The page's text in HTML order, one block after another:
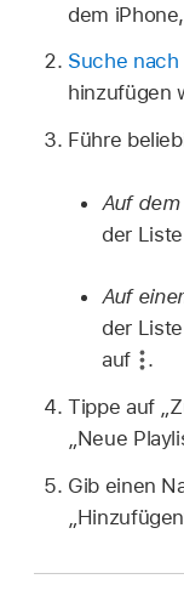
dem
Suche nach
hinzufügen
Führe
Auf
der
Auf
der
auf
.
Tippe auf
„Neue
Gib einen